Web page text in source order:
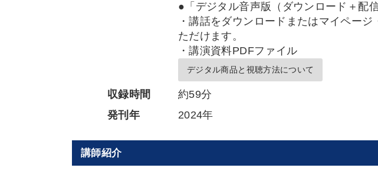
●「デジタル音声版（ダウンロード＋配信
・講話をダウンロードまたはマイペー
ただけます。
・講演資料PDFファイル
デジタル商品と視聴方法について
収録時間
約59分
発刊年
2024年
講師紹介